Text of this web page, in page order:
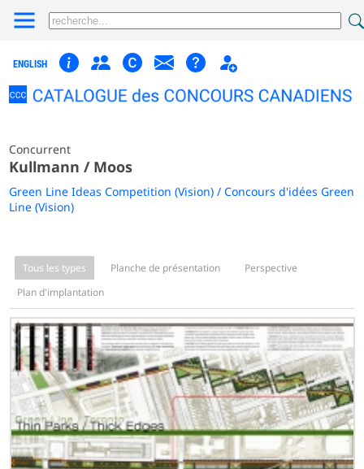
ENGLISH
Concurrent
Kullmann / Moos
Green Line Ideas Competition (Vision) / Concours d'idées Green
Line (Vision)
Tous les types Planche de présentation
Perspective
Plan d'implantation